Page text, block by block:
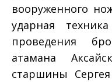
вооруженного
ударная
проведения
атамана
старшины